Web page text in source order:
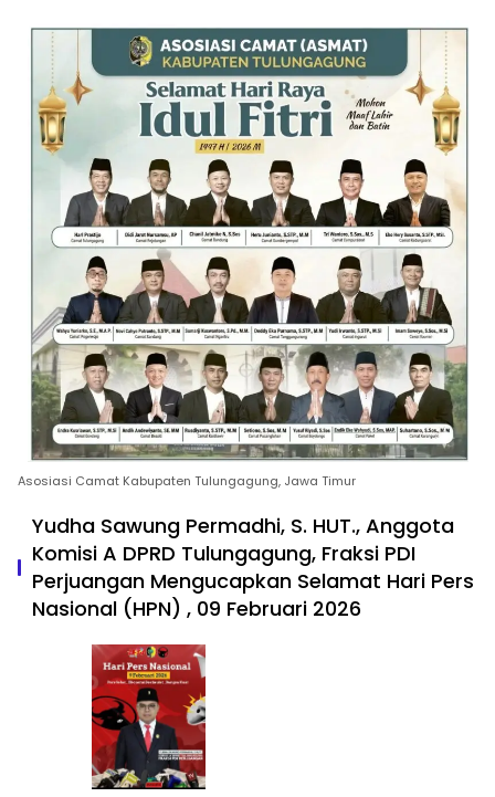
Asosiasi Camat Kabupaten Tulungagung, Jawa Timur
Yudha Sawung Permadhi, S. HUT., Anggota
Komisi A DPRD Tulungagung, Fraksi PDI
Perjuangan Mengucapkan Selamat Hari Pers
Nasional (HPN) , 09 Februari 2026